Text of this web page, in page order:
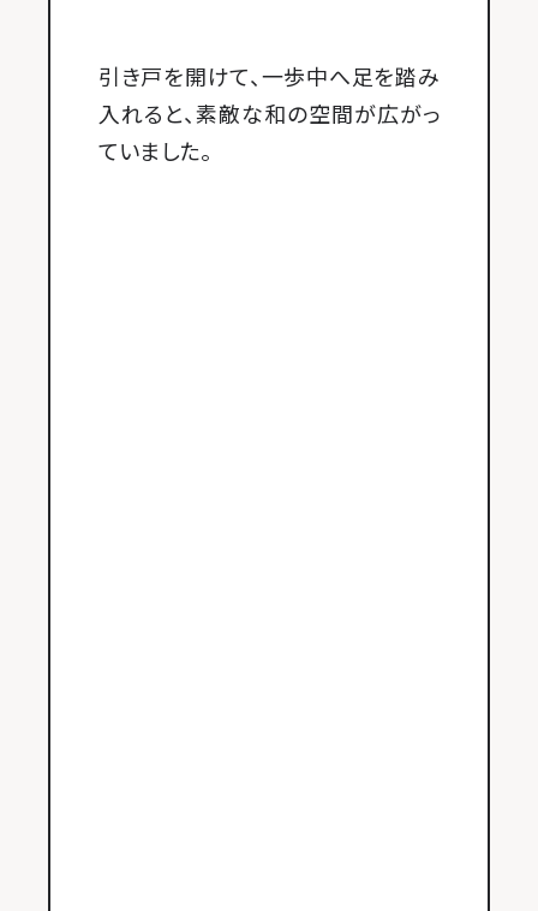
引き戸を開けて、一歩中へ足を踏み
入れると、素敵な和の空間が広がっ
ていました。